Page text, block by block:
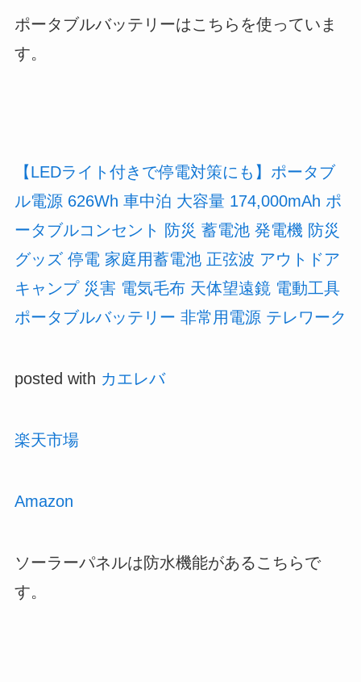
ポータブルバッテリーはこちらを使っていま
す。
【LEDライト付きで停電対策にも】ポータブ
ル電源 626Wh 車中泊 大容量 174,000mAh ポ
ータブルコンセント 防災 蓄電池 発電機 防災
グッズ 停電 家庭用蓄電池 正弦波 アウトドア
キャンプ 災害 電気毛布 天体望遠鏡 電動工具
ポータブルバッテリー 非常用電源 テレワーク
posted with カエレバ
楽天市場
Amazon
ソーラーパネルは防水機能があるこちらで
す。